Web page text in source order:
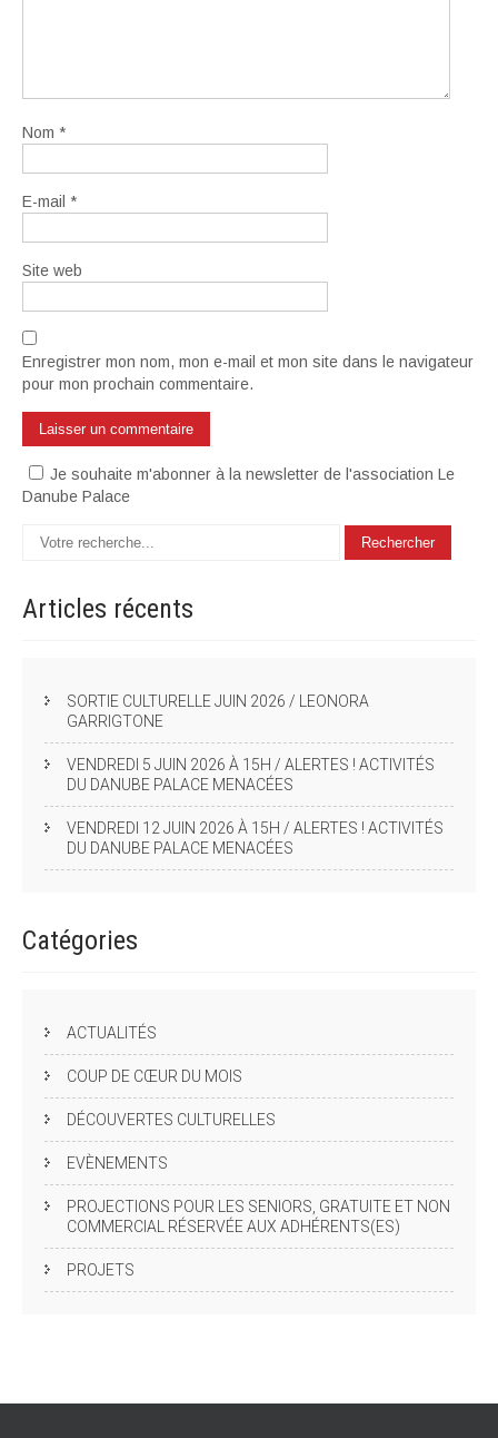
Nom *
E-mail *
Site web
Enregistrer mon nom, mon e-mail et mon site dans le navigateur
pour mon prochain commentaire.
Je souhaite m'abonner à la newsletter de l'association Le
Danube Palace
Articles récents
SORTIE CULTURELLE JUIN 2026 / LEONORA
GARRIGTONE
VENDREDI 5 JUIN 2026 À 15H / ALERTES ! ACTIVITÉS
DU DANUBE PALACE MENACÉES
VENDREDI 12 JUIN 2026 À 15H / ALERTES ! ACTIVITÉS
DU DANUBE PALACE MENACÉES
Catégories
ACTUALITÉS
COUP DE CŒUR DU MOIS
DÉCOUVERTES CULTURELLES
EVÈNEMENTS
PROJECTIONS POUR LES SENIORS, GRATUITE ET NON
COMMERCIAL RÉSERVÉE AUX ADHÉRENTS(ES)
PROJETS